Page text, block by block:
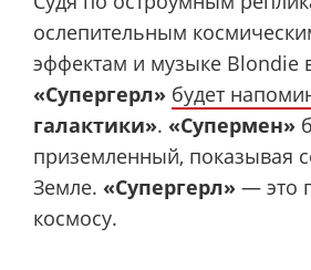
ослепительным
эффектам и музыке Blondie
«Супергерл» будет
галактики». «Супермен»
приземленный, показывая
Земле. «Супергерл» — это
космосу.